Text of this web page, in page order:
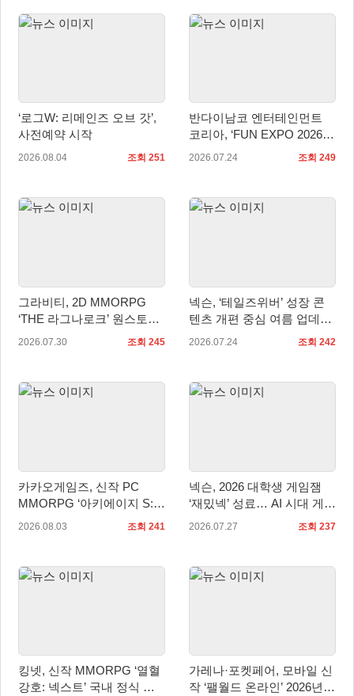
‘로그W: 리메인즈 오브 갓’,
사전예약 시작
2026.08.04 조회 251
반다이남코 엔터테인먼트
코리아, ‘FUN EXPO 2026’
참가 상세 내용 공개
2026.07.24 조회 249
그라비티, 2D MMORPG
‘THE 라그나로크’ 원스토어
및 갤럭시 스토어 정식 론칭!
2026.07.30 조회 245
넥슨, ‘테일즈위버’ 성장 콘
텐츠 개편 중심 여름 업데이
트 실시
2026.07.24 조회 242
카카오게임즈, 신작 PC
MMORPG ‘아키에이지 S:
자유의 해협’ 글로벌 퍼블리
2026.08.03 조회 241
넥슨, 2026 대학생 게임잼
‘재밌넥’ 성료… AI 시대 게임
인재 발굴
2026.07.27 조회 237
킹넷, 신작 MMORPG ‘열혈
강호: 넥스트’ 국내 정식 출
가레나·포켓페어, 모바일 신
작 ‘팰월드 온라인’ 2026년